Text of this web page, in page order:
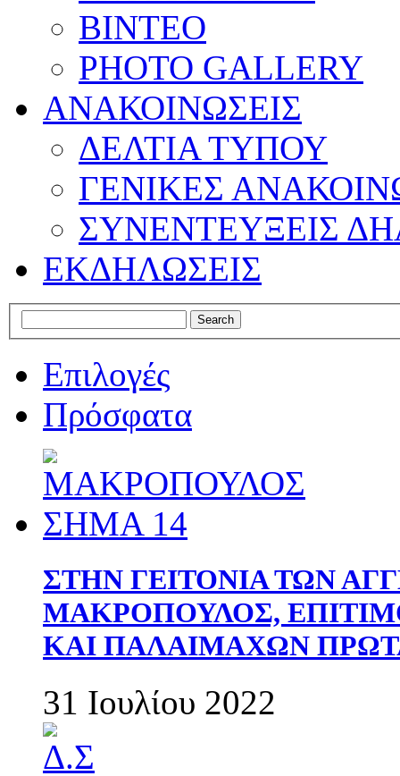
ΒΙΝΤΕΟ
PHOTO GALLERY
ΑΝΑΚΟΙΝΩΣΕΙΣ
ΔΕΛΤΙΑ ΤΥΠΟΥ
ΓΕΝΙΚΕΣ
ΣΥΝΕΝΤΕΥΞΕΙΣ
ΕΚΔΗΛΩΣΕΙΣ
Επιλογές
Πρόσφατα
ΣΤΗΝ ΓΕΙΤΟΝΙΑ ΤΩΝ
ΜΑΚΡΟΠΟΥΛΟΣ,
ΚΑΙ ΠΑΛΑΙΜΑΧΩΝ
31 Ιουλίου 2022